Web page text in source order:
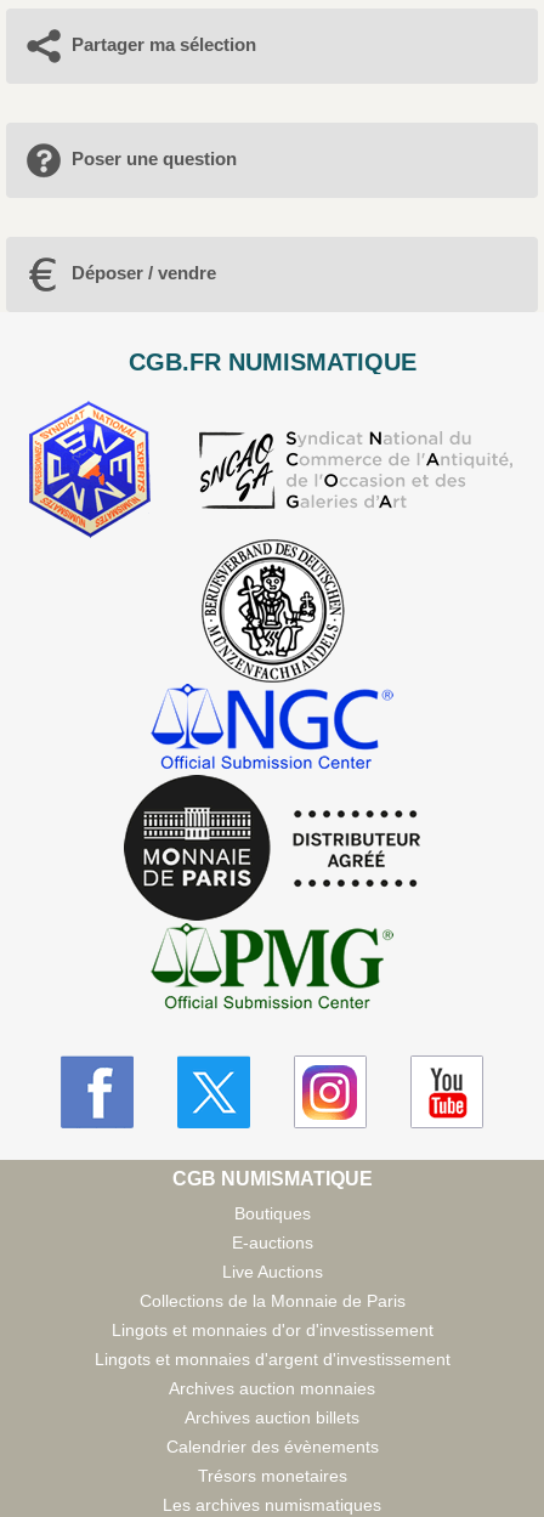
Partager ma sélection
Poser une question
Déposer / vendre
CGB.FR NUMISMATIQUE
CGB NUMISMATIQUE
Boutiques
E-auctions
Live Auctions
Collections de la Monnaie de Paris
Lingots et monnaies d'or d'investissement
Lingots et monnaies d'argent d'investissement
Archives auction monnaies
Archives auction billets
Calendrier des évènements
Trésors monetaires
Les archives numismatiques